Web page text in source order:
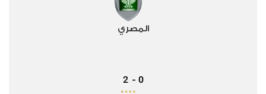
المصري
0
-
2